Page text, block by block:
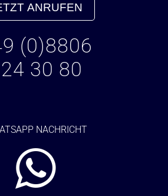
ANRUFEN
(0)8806
30 80
NACHRICHT